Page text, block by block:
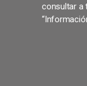
consultar a